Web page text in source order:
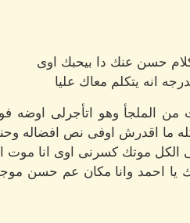
حسن عنك دا بيحبك اوى
انه يتكلم معاك عليا
الملجأ وهو اتأجرلى اوضه
ما اقدرش اوفى نص افضاله
الكل موتك كسرنى اوى انا موت
يا احمد وانا مكان عم حسن